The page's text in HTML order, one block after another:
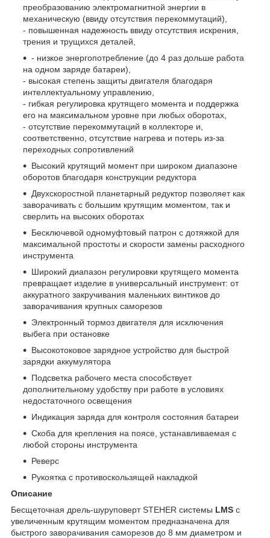
преобразованию электромагнитной энергии в
механическую (ввиду отсутствия перекоммутаций),
- повышенная надежность ввиду отсутствия искрения,
трения и трущихся деталей,
- низкое энергопотребление (до 4 раз дольше работа
на одном заряде батареи),
- высокая степень защиты двигателя благодаря
интеллектуальному управлению,
- гибкая регулировка крутящего момента и поддержка
его на максимальном уровне при любых оборотах,
- отсутствие перекоммутаций в коллекторе и,
соответственно, отсутствие нагрева и потерь из-за
переходных сопротивлений
Высокий крутящий момент при широком диапазоне
оборотов благодаря конструкции редуктора
Двухскоростной планетарный редуктор позволяет как
заворачивать с большим крутящим моментом, так и
сверлить на высоких оборотах
Бесключевой одномуфтовый патрон с дотяжкой для
максимальной простоты и скорости замены расходного
инструмента
Широкий диапазон регулировки крутящего момента
превращает изделие в универсальный инструмент: от
аккуратного закручивания маленьких винтиков до
заворачивания крупных саморезов
Электронный тормоз двигателя для исключения
выбега при остановке
Высокотоковое зарядное устройство для быстрой
зарядки аккумулятора
Подсветка рабочего места способствует
дополнительному удобству при работе в условиях
недостаточного освещения
Индикация заряда для контроля состояния батареи
Скоба для крепления на поясе, устанавливаемая с
любой стороны инструмента
Реверс
Рукоятка с противоскользящей накладкой
Описание
Бесщеточная дрель-шуруповерт STEHER системы LMS с
увеличенным крутящим моментом предназначена для
быстрого заворачивания саморезов до 8 мм диаметром и